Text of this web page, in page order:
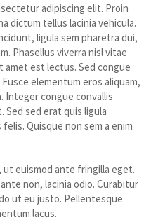
adipiscing elit. Proin
dictum tellus lacinia vehicula.
ligula sem pharetra dui,
Phasellus viverra nisl vitae
amet est lectus. Sed congue
elementum eros aliquam,
Integer congue convallis
Sed sed erat quis ligula
Quisque non sem a enim
ut euismod ante fringilla eget.
non, lacinia odio. Curabitur
ut eu justo. Pellentesque
lacus.